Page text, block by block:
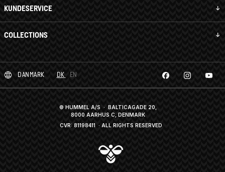
KUNDESERVICE
COLLECTIONS
DANMARK DK EN
© HUMMEL A/S · BALTICAGADE 20,
8000 AARHUS C, DENMARK
CVR: 81198411 · ALL RIGHTS RESERVED